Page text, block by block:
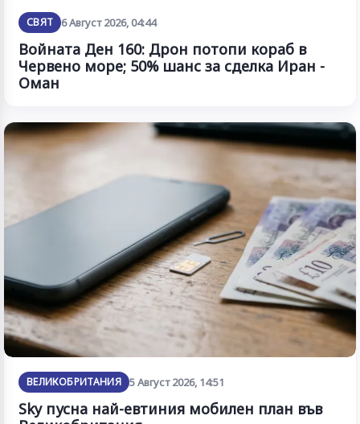
СВЯТ 6 Август 2026, 04:44
Войната Ден 160: Дрон потопи кораб в
Червено море; 50% шанс за сделка Иран -
Оман
ВЕЛИКОБРИТАНИЯ 5 Август 2026, 14:51
Sky пусна най-евтиния мобилен план във